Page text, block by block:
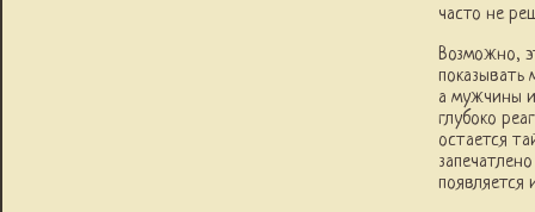
часто не
Возможно,
а мужчины
глубоко
остается
появляется